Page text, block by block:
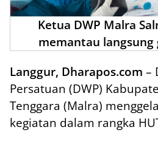
Ketua DWP Malra
memantau langsung
Langgur, Dharapos.com –
Persatuan (DWP)
Tenggara (Malra)
kegiatan dalam rangka